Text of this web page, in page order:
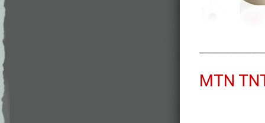
MTN